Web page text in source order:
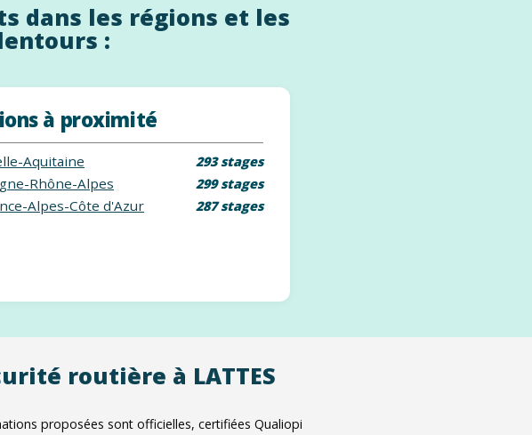
dans les régions et les
:
à proximité
Aquitaine 293 stages
Rhône-Alpes 299 stages
Alpes-Côte d'Azur 287 stages
routière à LATTES
proposées sont officielles, certifiées Qualiopi